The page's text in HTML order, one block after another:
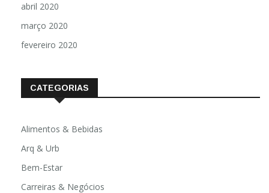
abril 2020
março 2020
fevereiro 2020
CATEGORIAS
Alimentos & Bebidas
Arq & Urb
Bem-Estar
Carreiras & Negócios